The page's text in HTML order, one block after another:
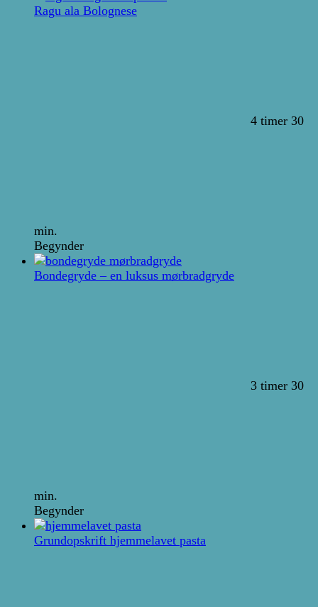
Ragu ala Bolognese
4 timer 30
min.
Begynder
Bondegryde – en luksus mørbradgryde
3 timer 30
min.
Begynder
Grundopskrift hjemmelavet pasta